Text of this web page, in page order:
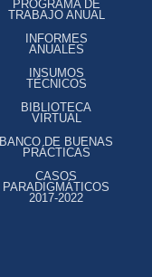
PROGRAMA DE
TRABAJO ANUAL
INFORMES
ANUALES
INSUMOS
TÉCNICOS
BIBLIOTECA
VIRTUAL
BANCO DE BUENAS
PRÁCTICAS
CASOS
PARADIGMÁTICOS
2017-2022